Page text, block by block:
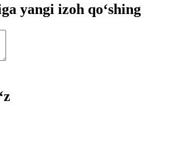
yangi izoh qo‘shing